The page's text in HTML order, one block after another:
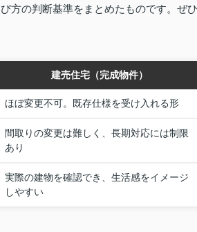
方の判断基準をまとめたものです。ぜひ
建売住宅（完成物件）
ほぼ変更不可。既存仕様を受け入れる形
間取りの変更は難しく、長期対応には制限
あり
実際の建物を確認でき、生活感をイメージ
しやすい